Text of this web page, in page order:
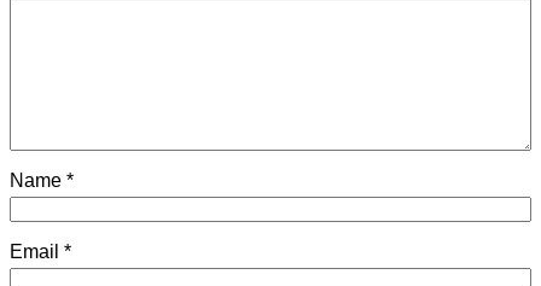
Name *
Email *